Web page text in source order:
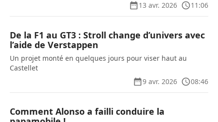
13 avr. 2026
11:06
De la F1 au GT3 : Stroll change d’univers avec
l’aide de Verstappen
Un projet monté en quelques jours pour viser haut au
Castellet
9 avr. 2026
08:46
Comment Alonso a failli conduire la